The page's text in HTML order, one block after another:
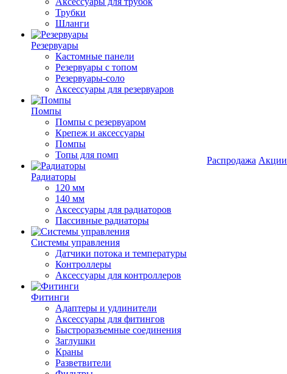
Трубки
Шланги
Резервуары
Кастомные панели
Резервуары с топом
Резервуары-соло
Аксессуары для резервуаров
Помпы
Помпы с резервуаром
Крепеж и аксессуары
Помпы
Топы для помп
Радиаторы
120 мм
140 мм
Аксессуары для радиаторов
Пассивные радиаторы
Системы управления
Датчики потока и температуры
Контроллеры
Аксессуары для контроллеров
Фитинги
Адаптеры и удлинители
Аксессуары для фитингов
Быстроразъемные соединения
Заглушки
Краны
Разветвители
Распродажа Акции